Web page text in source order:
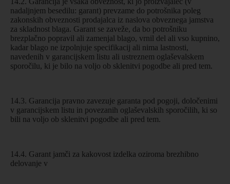
nadaljnjem besedilu: garant) prevzame do potrošnika poleg
zakonskih obveznosti prodajalca iz naslova obveznega jamstva
za skladnost blaga. Garant se zaveže, da bo potrošniku
brezplačno popravil ali zamenjal blago, vrnil del ali vso kupnino,
kadar blago ne izpolnjuje specifikacij ali nima lastnosti,
navedenih v garancijskem listu ali ustreznem oglaševalskem
sporočilu, ki je bilo na voljo ob sklenitvi pogodbe ali pred tem.
14.3. Garancija pravno zavezuje garanta pod pogoji, določenimi
v garancijskem listu in povezanih oglaševalskih sporočilih, ki so
bili na voljo ob sklenitvi pogodbe ali pred tem.
14.4. Garant jamči za kakovost izdelka oziroma brezhibno
delovanje v